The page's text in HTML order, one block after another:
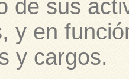
de sus
y en
y cargos.